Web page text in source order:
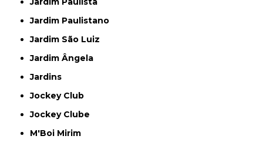
Jardim Paulistano
Jardim São Luiz
Jardim Ângela
Jardins
Jockey Club
Jockey Clube
M'Boi Mirim